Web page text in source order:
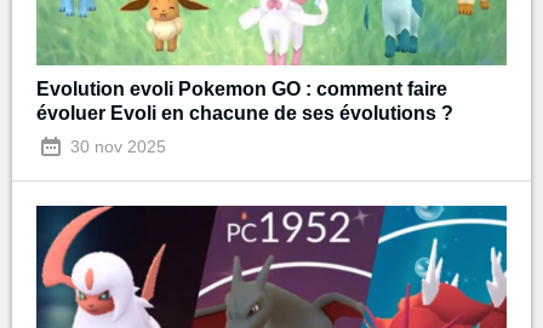
Evolution evoli Pokemon GO : comment faire
évoluer Evoli en chacune de ses évolutions ?
30 nov 2025